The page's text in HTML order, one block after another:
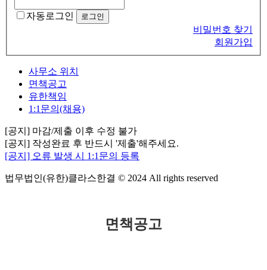
자동로그인
비밀번호 찾기
회원가입
사무소 위치
면책공고
유한책임
1:1문의(채용)
[공지] 마감/제출 이후 수정 불가
[공지] 작성완료 후 반드시 '제출'해주세요.
[공지] 오류 발생 시 1:1문의 등록
법무법인(유한)클라스한결 © 2024 All rights reserved
면책공고